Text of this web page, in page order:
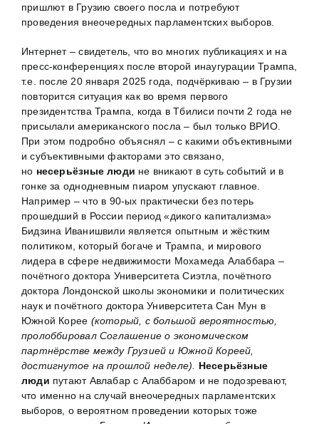
пришлют в Грузию своего посла и потребуют
проведения внеочередных парламентских выборов.
Интернет – свидетель, что во многих публикациях и на
пресс-конференциях после второй инаугурации Трампа,
т.е. после 20 января 2025 года, подчёркиваю – в Грузии
повторится ситуация как во время первого
президентства Трампа, когда в Тбилиси почти 2 года не
присылали американского посла – был только ВРИО.
При этом подробно объяснял – с какими объективными
и субъективными факторами это связано,
но несерьёзные люди не вникают в суть событий и в
гонке за однодневным пиаром упускают главное.
Например – что в 90-ых практически без потерь
прошедший в России период «дикого капитализма»
Бидзина Иванишвили является опытным и жёстким
политиком, который богаче и Трампа, и мирового
лидера в сфере недвижимости Мохамеда Алаббара –
почётного доктора Университета Сиэтла, почётного
доктора Лондонской школы экономики и политических
наук и почётного доктора Университета Сан Мун в
Южной Корее (который, с большой вероятностью,
пролоббировал Соглашение о экономическом
партнёрстве между Грузией и Южной Кореей,
достигнутое на прошлой неделе). Несерьёзные
люди путают Авлабар с Алаббаром и не подозревают,
что именно на случай внеочередных парламентских
выборов, о вероятном проведении которых тоже